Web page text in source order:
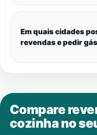
Em quais cidades
revendas e pedir
Compare
cozinha no